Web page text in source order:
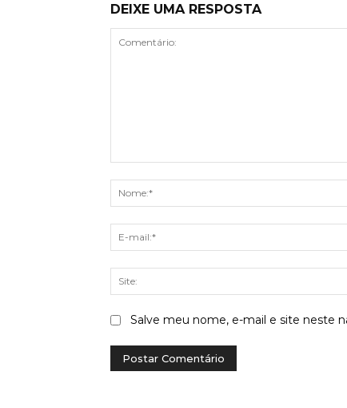
DEIXE UMA RESPOSTA
Salve meu nome, e-mail e site neste